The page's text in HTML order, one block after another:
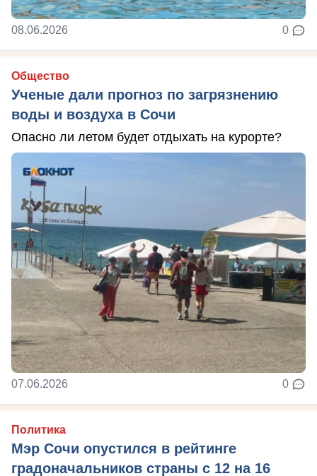
08.06.2026 0
Общество
Ученые дали прогноз по загрязнению
воды и воздуха в Сочи
Опасно ли летом будет отдыхать на курорте?
07.06.2026 0
Политика
Мэр Сочи опустился в рейтинге
градоначальников страны с 12 на 16